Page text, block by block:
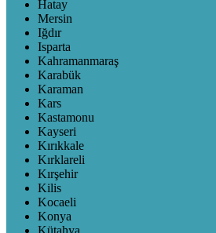
Hatay
Mersin
Iğdır
Isparta
Kahramanmaraş
Karabük
Karaman
Kars
Kastamonu
Kayseri
Kırıkkale
Kırklareli
Kırşehir
Kilis
Kocaeli
Konya
Kütahya